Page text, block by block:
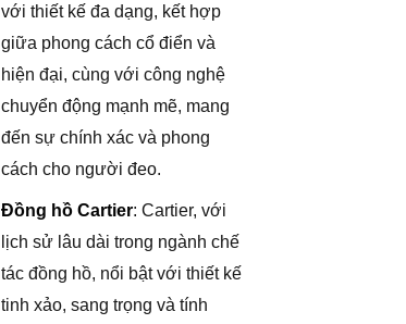
với thiết kế đa dạng, kết hợp
giữa phong cách cổ điển và
hiện đại, cùng với công nghệ
chuyển động mạnh mẽ, mang
đến sự chính xác và phong
cách cho người đeo.
Đồng hồ Cartier: Cartier, với
lịch sử lâu dài trong ngành chế
tác đồng hồ, nổi bật với thiết kế
tinh xảo, sang trọng và tính